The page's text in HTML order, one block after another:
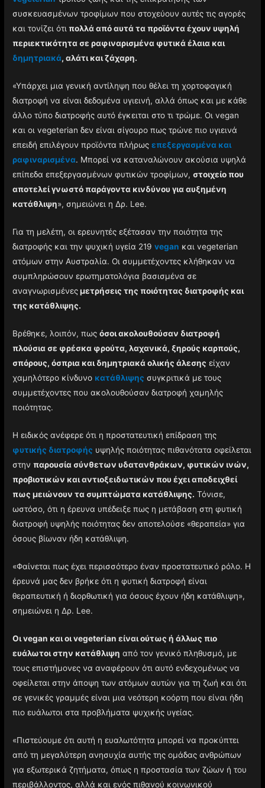
συσκευασμένων τροφίμων που στοχεύουν αυτές τις αγορές
και τονίζει ότιπολλά από αυτά τα προϊόντα έχουν υψηλή
περιεκτικότητα σε ραφιναρισμένα φυτικά έλαια και
δημητριακά, αλάτι και ζάχαρη.
«Υπάρχει μια γενική αντίληψη που θέλει τη χορτοφαγική
διατροφή να είναι δεδομένα υγιεινή, αλλά όπως και με κάθε
άλλο τύπο διατροφής αυτό έγκειται στο τι τρώμε. Οι vegan
και οι vegeterian δεν είναι σίγουρο πως τρώνε πιο υγιεινά
επειδή επιλέγουν προϊόντα πλήρωςεπεξεργασμένα και
ραφιναρισμένα. Μπορεί να καταναλώνουν ακούσια υψηλά
επίπεδα επεξεργασμένων φυτικών τροφίμων,στοιχείο που
αποτελεί γνωστό παράγοντα κινδύνου για αυξημένη
κατάθλιψη», σημειώνει η Δρ. Lee.
Για τη μελέτη, οι ερευνητές εξέτασαν την ποιότητα της
διατροφής και την ψυχική υγεία 219vegan και vegeterian
ατόμων στην Αυστραλία. Οι συμμετέχοντες κλήθηκαν να
συμπληρώσουν ερωτηματολόγια βασισμένα σε
αναγνωρισμένεςμετρήσεις της ποιότητας διατροφής και
της κατάθλιψης.
Βρέθηκε, λοιπόν, πωςόσοι ακολουθούσαν διατροφή
πλούσια σε φρέσκα φρούτα, λαχανικά, ξηρούς καρπούς,
σπόρους, όσπρια και δημητριακά ολικής άλεσης είχαν
χαμηλότερο κίνδυνο κατάθλιψης συγκριτικά με τους
συμμετέχοντες που ακολουθούσαν διατροφή χαμηλής
ποιότητας.
Η ειδικός ανέφερε ότι η προστατευτική επίδραση της
φυτικής διατροφής υψηλής ποιότητας πιθανότατα οφείλεται
στηνπαρουσία σύνθετων υδατανθράκων, φυτικών ινών,
προβιοτικών και αντιοξειδωτικών που έχει αποδειχθεί
πως μειώνουν τα συμπτώματα κατάθλιψης. Τόνισε,
ωστόσο, ότι η έρευνα υπέδειξε πως η μετάβαση στη φυτική
διατροφή υψηλής ποιότητας δεν αποτελούσε «θεραπεία» για
όσους βίωναν ήδη κατάθλιψη.
«Φαίνεται πως έχει περισσότερο έναν προστατευτικό ρόλο. Η
έρευνά μας δεν βρήκε ότι η φυτική διατροφή είναι
θεραπευτική ή διορθωτική για όσους έχουν ήδη κατάθλιψη»,
σημειώνει η Δρ. Lee.
Οι vegan και οι vegeterian είναι ούτως ή άλλως πιο
ευάλωτοι στην κατάθλιψη από τον γενικό πληθυσμό, με
τους επιστήμονες να αναφέρουν ότι αυτό ενδεχομένως να
οφείλεται στην άποψη των ατόμων αυτών για τη ζωή και ότι
σε γενικές γραμμές είναι μια νεότερη κοόρτη που είναι ήδη
πιο ευάλωτοι στα προβλήματα ψυχικής υγείας.
«Πιστεύουμε ότι αυτή η ευαλωτότητα μπορεί να προκύπτει
από τη μεγαλύτερη ανησυχία αυτής της ομάδας ανθρώπων
για εξωτερικά ζητήματα, όπως η προστασία των ζώων ή του
περιβάλλοντος, αλλά και ενός πιθανού κοινωνικού